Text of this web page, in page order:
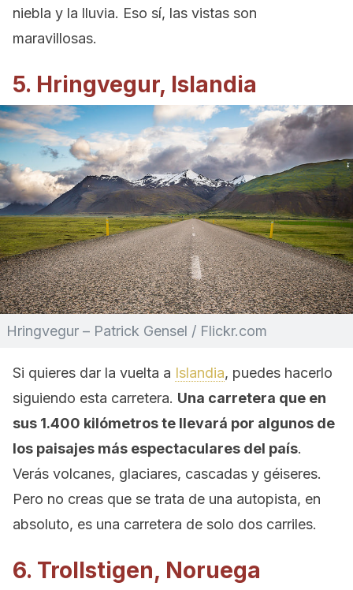
niebla y la lluvia. Eso sí, las vistas son
maravillosas.
5. Hringvegur, Islandia
Hringvegur – Patrick Gensel / Flickr.com
Si quieres dar la vuelta a Islandia, puedes hacerlo
siguiendo esta carretera. Una carretera que en
sus 1.400 kilómetros te llevará por algunos de
los paisajes más espectaculares del país.
Verás volcanes, glaciares, cascadas y géiseres.
Pero no creas que se trata de una autopista, en
absoluto, es una carretera de solo dos carriles.
6. Trollstigen, Noruega